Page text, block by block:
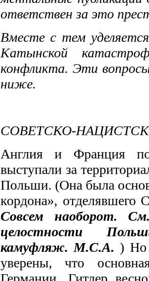
ответствен за это
Вместе с тем
Катынской
конфликта. Эти
ниже.
СОВЕТСКО-
Англия и Франция по
выступали за
Польши. (Она была
кордона»,
Совсем наоборот.
целостности
камуфляж. М.С.А. ) Но
увере­ны, что